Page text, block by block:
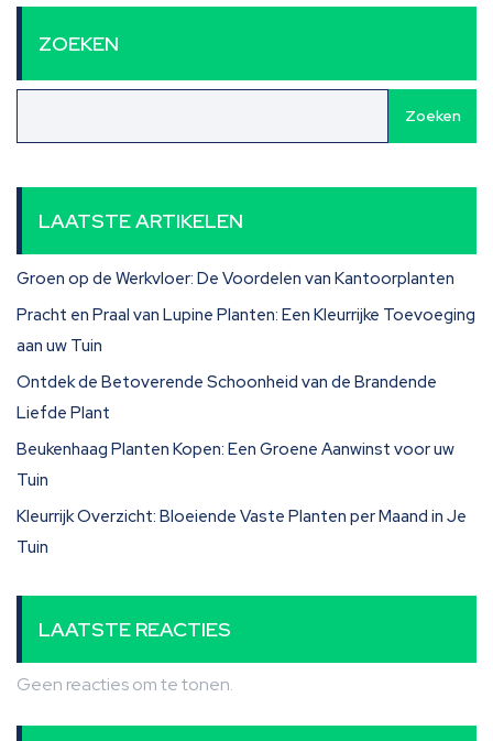
ZOEKEN
Zoeken
LAATSTE ARTIKELEN
Groen op de Werkvloer: De Voordelen van Kantoorplanten
Pracht en Praal van Lupine Planten: Een Kleurrijke Toevoeging
aan uw Tuin
Ontdek de Betoverende Schoonheid van de Brandende
Liefde Plant
Beukenhaag Planten Kopen: Een Groene Aanwinst voor uw
Tuin
Kleurrijk Overzicht: Bloeiende Vaste Planten per Maand in Je
Tuin
LAATSTE REACTIES
Geen reacties om te tonen.